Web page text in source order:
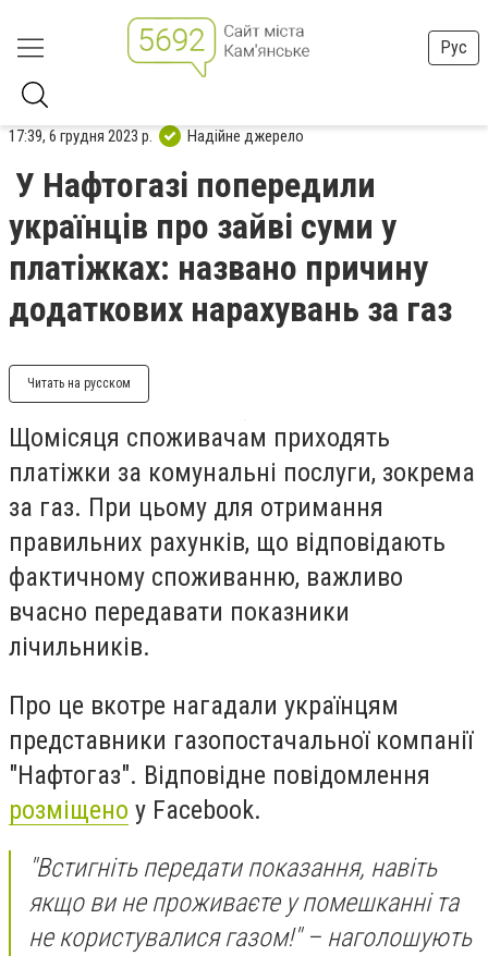
Рус
17:39, 6 грудня 2023 р. Надійне джерело
У Нафтогазі попередили
українців про зайві суми у
платіжках: названо причину
додаткових нарахувань за газ
Читать на русском
Щомісяця споживачам приходять
платіжки за комунальні послуги, зокрема
за газ. При цьому для отримання
правильних рахунків, що відповідають
фактичному споживанню, важливо
вчасно передавати показники
лічильників.
Про це вкотре нагадали українцям
представники газопостачальної компанії
"Нафтогаз". Відповідне повідомлення
розміщено у Facebook.
"Встигніть передати показання, навіть
якщо ви не проживаєте у помешканні та
не користувалися газом!" – наголошують